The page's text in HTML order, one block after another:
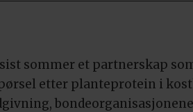
sommer et partnerskap
etter planteprotein i